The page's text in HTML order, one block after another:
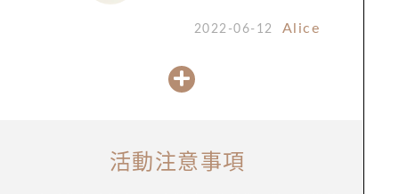
2022-06-12 Alice
活動注意事項